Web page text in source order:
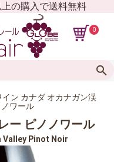
の購入で送料無料
0
ン カナダ オカナガン渓
ワール
ー ピノノワール
Valley Pinot Noir